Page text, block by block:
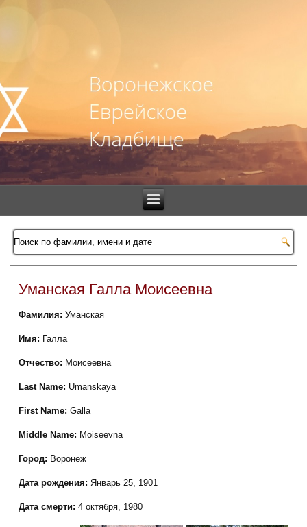
Уманская Галла Моисеевна
Фамилия:Уманская
Имя: Галла
Отчество: Моисеевна
Last Name: Umanskaya
First Name:Galla
Middle Name: Moiseevna
Город: Воронеж
Дата рождения:Январь 25, 1901
Дата смерти:4 октября, 1980